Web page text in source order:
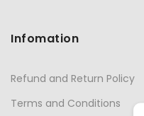
Infomation
Refund and Return Policy
Terms and Conditions